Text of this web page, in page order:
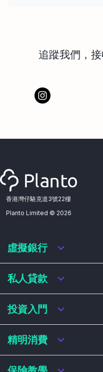
追蹤我們，
香港灣仔駱克道3號22樓
Planto Limited © 2026
虛擬銀行
虛擬銀行迎新優惠
虛擬銀行存款利率比較
虛擬銀行銀扣賬卡 / 信用卡
虛擬銀行貸款
私人貸款
私人貸款年利率比較
網上即批貸款
結餘轉戶
稅務貸款
投資入門
港股戶口收費及迎新優惠
基金平台比較
精明消費
網購信用卡